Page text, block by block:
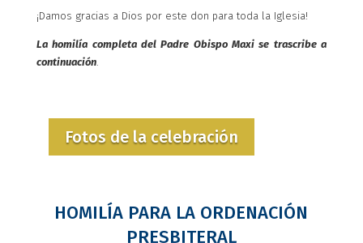
¡Damos gracias a Dios por este don para toda la Iglesia!
La homilía completa del Padre Obispo Maxi se trascribe a
continuación.
Fotos de la celebración
HOMILÍA PARA LA ORDENACIÓN
PRESBITERAL